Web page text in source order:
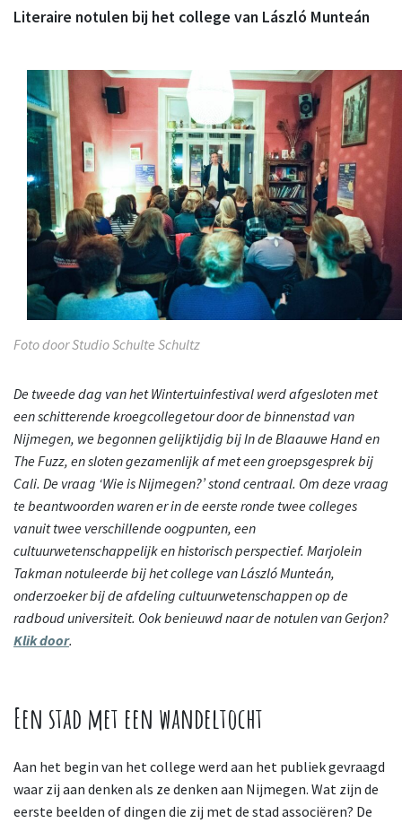
Literaire notulen bij het college van László Munteán
Foto door Studio Schulte Schultz
De tweede dag van het Wintertuinfestival werd afgesloten met
een schitterende kroegcollegetour door de binnenstad van
Nijmegen, we begonnen gelijktijdig bij In de Blaauwe Hand en
The Fuzz, en sloten gezamenlijk af met een groepsgesprek bij
Cali. De vraag ‘Wie is Nijmegen?’ stond centraal. Om deze vraag
te beantwoorden waren er in de eerste ronde twee colleges
vanuit twee verschillende oogpunten, een
cultuurwetenschappelijk en historisch perspectief. Marjolein
Takman notuleerde bij het college van László Munteán,
onderzoeker bij de afdeling cultuurwetenschappen op de
radboud universiteit. Ook benieuwd naar de notulen van Gerjon?
Klik door.
Een stad met een wandeltocht
Aan het begin van het college werd aan het publiek gevraagd
waar zij aan denken als ze denken aan Nijmegen. Wat zijn de
eerste beelden of dingen die zij met de stad associëren? De